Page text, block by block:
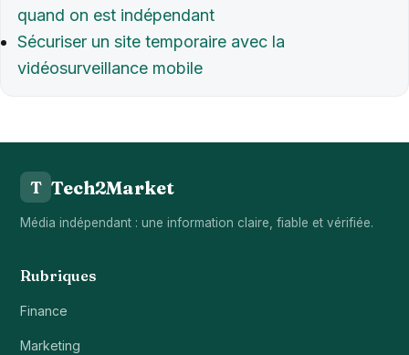
quand on est indépendant
Sécuriser un site temporaire avec la
vidéosurveillance mobile
T Tech2Market
Média indépendant : une information claire, fiable et vérifiée.
Rubriques
Finance
Marketing